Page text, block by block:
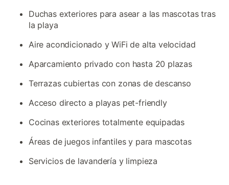
Duchas exteriores para asear a las mascotas tras
la playa
Aire acondicionado y WiFi de alta velocidad
Aparcamiento privado con hasta 20 plazas
Terrazas cubiertas con zonas de descanso
Acceso directo a playas pet-friendly
Cocinas exteriores totalmente equipadas
Áreas de juegos infantiles y para mascotas
Servicios de lavandería y limpieza